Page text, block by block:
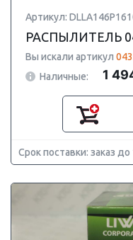
Артикул:
РАСПЫЛИТЕЛЬ
Вы искали артикул
Наличные:
1
Срок поставки: заказ